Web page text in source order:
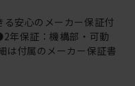
る安心のメーカー保証付
保証：機構部・可動
属のメーカー保証書